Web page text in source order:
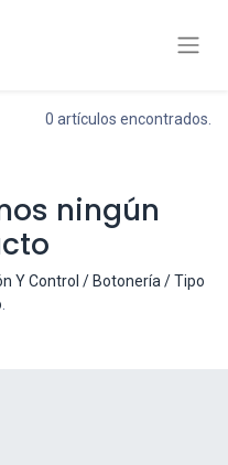
0 artículos encontrados.
ningún
Y Control / Botonería / Tipo